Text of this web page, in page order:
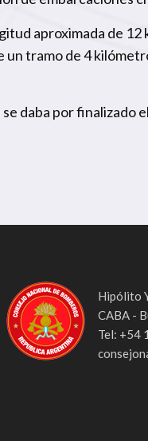
aproximada de
un tramo de 4
daba por finalizado
Hipólito
CABA -
Tel: +54